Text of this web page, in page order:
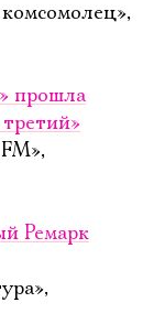
прошла
Ремарк